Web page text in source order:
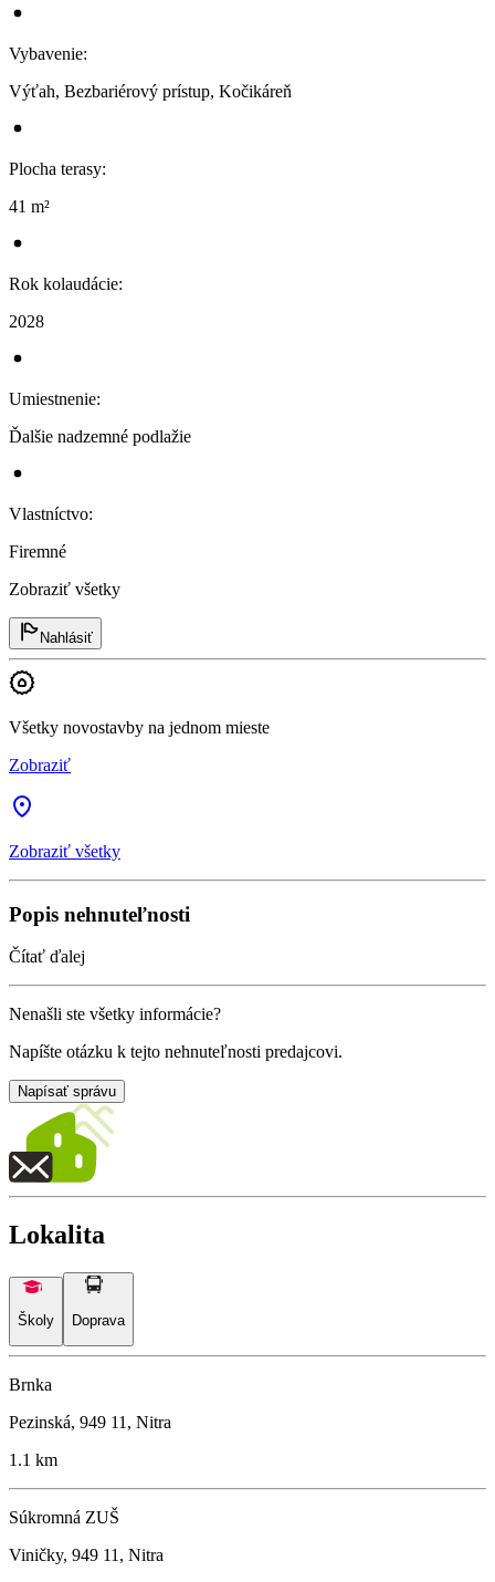
Vybavenie:
Výťah, Bezbariérový prístup, Kočikáreň
Plocha terasy:
41 m²
Rok kolaudácie:
2028
Umiestnenie:
Ďalšie nadzemné podlažie
Vlastníctvo:
Firemné
Zobraziť všetky
Nahlásiť
Všetky novostavby na jednom mieste
Zobraziť
Zobraziť všetky
Popis nehnuteľnosti
Čítať ďalej
Nenašli ste všetky informácie?
Napíšte otázku k tejto nehnuteľnosti predajcovi.
Napísať správu
Lokalita
Školy Doprava
Brnka
Pezinská, 949 11, Nitra
1.1 km
Súkromná ZUŠ
Viničky, 949 11, Nitra